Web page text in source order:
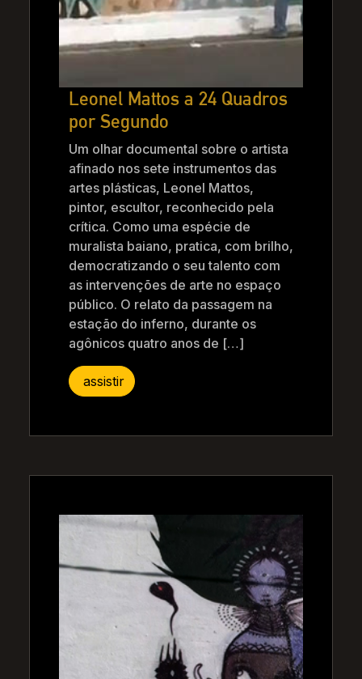
Leonel Mattos a 24 Quadros
por Segundo
Um olhar documental sobre o artista
afinado nos sete instrumentos das
artes plásticas, Leonel Mattos,
pintor, escultor, reconhecido pela
crítica. Como uma espécie de
muralista baiano, pratica, com brilho,
democratizando o seu talento com
as intervenções de arte no espaço
público. O relato da passagem na
estação do inferno, durante os
agônicos quatro anos de […]
assistir